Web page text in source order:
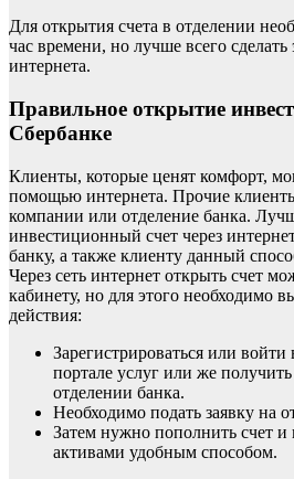
Для открытия счета в отделении
час времени, но лучше всего
интернета.
Правильное открытие
Сбербанке
Клиенты, которые ценят комфорт,
помощью интернета. Прочие
компании или отделение банка.
инвестиционный счет через
банку, а также клиенту данный
Через сеть интернет открыть счет
кабинету, но для этого необходимо
действия:
Зарегистрироваться или
портале услуг или же
отделении банка.
Необходимо подать заявку на
Затем нужно пополнить счет и
активами удобным способом.